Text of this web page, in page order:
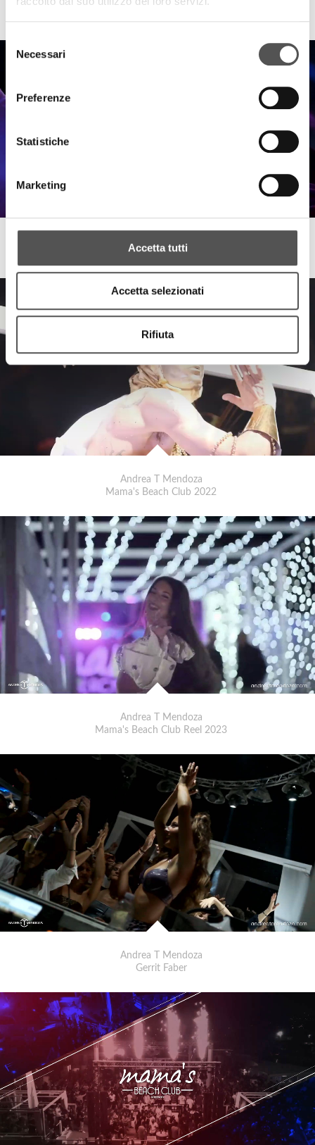
Selezione
delNecessari
Preferenze
Statistiche
Marketing
Accetta tutti
Accetta selezionati
Rifiuta
Mama's Beach Club 2022
Andrea T Mendoza
Mama's Beach Club 2022
Andrea T Mendoza
Mama's Beach Club 2022
Andrea T Mendoza
Mama's Beach Club Reel 2023
Andrea T Mendoza
Gerrit Faber